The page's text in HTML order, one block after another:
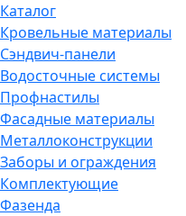
Каталог
Кровельные материалы
Сэндвич-панели
Водосточные системы
Профнастилы
Фасадные материалы
Металлоконструкции
Заборы и ограждения
Комплектующие
Фазенда